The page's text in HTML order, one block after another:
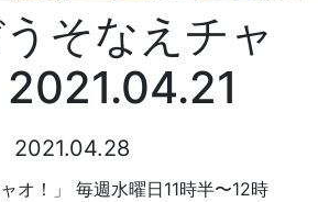
そなえチャ
2021.04.28
オ！」 毎週水曜日11時半〜12時